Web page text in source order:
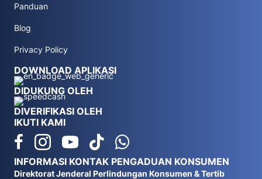
Panduan
Blog
Privacy Policy
DOWNLOAD APLIKASI
DIDUKUNG OLEH
DIVERIFIKASI OLEH
IKUTI KAMI
INFORMASI KONTAK PENGADUAN KONSUMEN
Direktorat Jenderal Perlindungan Konsumen & Tertib